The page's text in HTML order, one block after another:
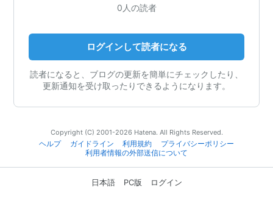
0人の読者
ログインして読者になる
読者になると、ブログの更新を簡単にチェックしたり、
更新通知を受け取ったりできるようになります。
Copyright (C) 2001-2026 Hatena. All Rights Reserved.
ヘルプ
ガイドライン 利用規約
プライバシーポリシー
利用者情報の外部送信について
日本語 PC版 ログイン